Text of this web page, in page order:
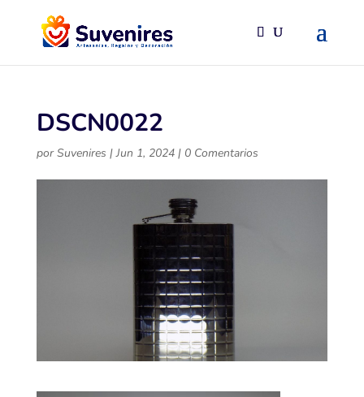
DSCN0022
porSuvenires |Jun 1, 2024| 0 Comentarios